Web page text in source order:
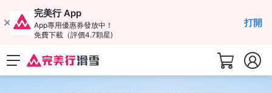
完美行 App
App專用優惠券發放中！
免費下載（評價4.7顆星)
打開